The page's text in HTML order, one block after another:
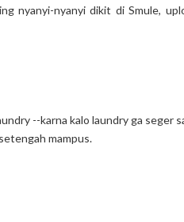
nyanyi-nyanyi dikit di Smule,
--karna kalo laundry ga seger
mampus.